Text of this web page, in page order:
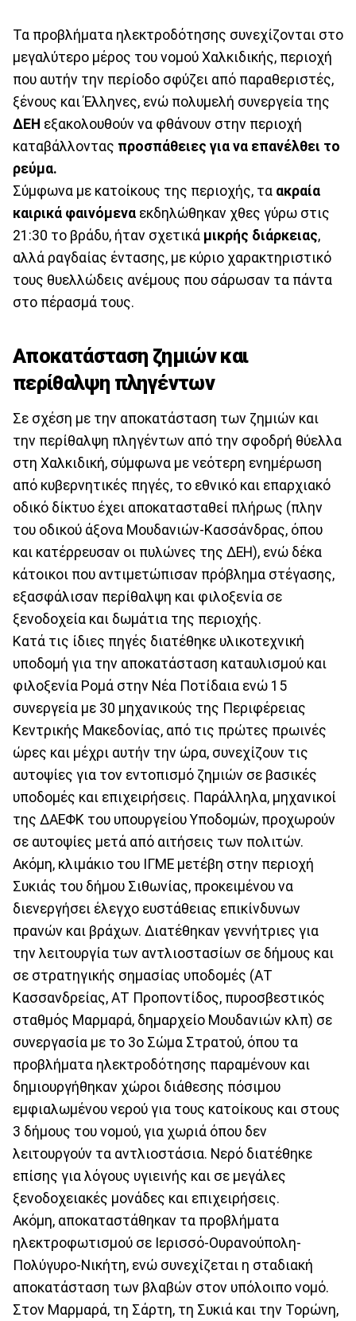
Τα προβλήματα ηλεκτροδότησης συνεχίζονται στο
μεγαλύτερο μέρος του νομού Χαλκιδικής, περιοχή
που αυτήν την περίοδο σφύζει από παραθεριστές,
ξένους και Έλληνες, ενώ πολυμελή συνεργεία της
ΔΕΗ εξακολουθούν να φθάνουν στην περιοχή
καταβάλλοντας προσπάθειες για να επανέλθει το
ρεύμα.
Σύμφωνα με κατοίκους της περιοχής, τα ακραία
καιρικά φαινόμενα εκδηλώθηκαν χθες γύρω στις
21:30 το βράδυ, ήταν σχετικά μικρής διάρκειας,
αλλά ραγδαίας έντασης, με κύριο χαρακτηριστικό
τους θυελλώδεις ανέμους που σάρωσαν τα πάντα
στο πέρασμά τους.
Αποκατάσταση ζημιών και
περίθαλψη πληγέντων
Σε σχέση με την αποκατάσταση των ζημιών και
την περίθαλψη πληγέντων από την σφοδρή θύελλα
στη Χαλκιδική, σύμφωνα με νεότερη ενημέρωση
από κυβερνητικές πηγές, το εθνικό και επαρχιακό
οδικό δίκτυο έχει αποκατασταθεί πλήρως (πλην
του οδικού άξονα Μουδανιών-Κασσάνδρας, όπου
και κατέρρευσαν οι πυλώνες της ΔΕΗ), ενώ δέκα
κάτοικοι που αντιμετώπισαν πρόβλημα στέγασης,
εξασφάλισαν περίθαλψη και φιλοξενία σε
ξενοδοχεία και δωμάτια της περιοχής.
Κατά τις ίδιες πηγές διατέθηκε υλικοτεχνική
υποδομή για την αποκατάσταση καταυλισμού και
φιλοξενία Ρομά στην Νέα Ποτίδαια ενώ 15
συνεργεία με 30 μηχανικούς της Περιφέρειας
Κεντρικής Μακεδονίας, από τις πρώτες πρωινές
ώρες και μέχρι αυτήν την ώρα, συνεχίζουν τις
αυτοψίες για τον εντοπισμό ζημιών σε βασικές
υποδομές και επιχειρήσεις. Παράλληλα, μηχανικοί
της ΔΑΕΦΚ του υπουργείου Υποδομών, προχωρούν
σε αυτοψίες μετά από αιτήσεις των πολιτών.
Ακόμη, κλιμάκιο του ΙΓΜΕ μετέβη στην περιοχή
Συκιάς του δήμου Σιθωνίας, προκειμένου να
διενεργήσει έλεγχο ευστάθειας επικίνδυνων
πρανών και βράχων. Διατέθηκαν γεννήτριες για
την λειτουργία των αντλιοστασίων σε δήμους και
σε στρατηγικής σημασίας υποδομές (ΑΤ
Κασσανδρείας, ΑΤ Προποντίδος, πυροσβεστικός
σταθμός Μαρμαρά, δημαρχείο Μουδανιών κλπ) σε
συνεργασία με το 3ο Σώμα Στρατού, όπου τα
προβλήματα ηλεκτροδότησης παραμένουν και
δημιουργήθηκαν χώροι διάθεσης πόσιμου
εμφιαλωμένου νερού για τους κατοίκους και στους
3 δήμους του νομού, για χωριά όπου δεν
λειτουργούν τα αντλιοστάσια. Νερό διατέθηκε
επίσης για λόγους υγιεινής και σε μεγάλες
ξενοδοχειακές μονάδες και επιχειρήσεις.
Ακόμη, αποκαταστάθηκαν τα προβλήματα
ηλεκτροφωτισμού σε Ιερισσό-Ουρανούπολη-
Πολύγυρο-Νικήτη, ενώ συνεχίζεται η σταδιακή
αποκατάσταση των βλαβών στον υπόλοιπο νομό.
Στον Μαρμαρά, τη Σάρτη, τη Συκιά και την Τορώνη,